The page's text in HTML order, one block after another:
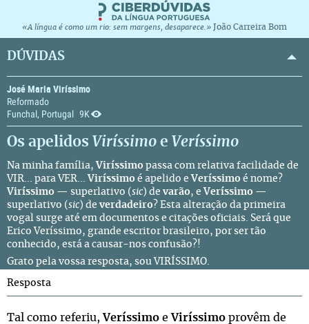
«A língua é como um rio: sem margens, desaparece.» João Carreira Bom
DÚVIDAS
José Maria Viríssimo
Reformado
Funchal, Portugal 9K
Os apelidos Viríssimo e Veríssimo
Na minha família, Viríssimo passa com relativa facilidade de
VIR... para VER... Viríssimo é apelido e Veríssimo é nome?
Viríssimo — superlativo (sic) de varão, e Veríssimo —
superlativo (sic) de verdadeiro? Esta alteração da primeira
vogal surge até em documentos e citações oficiais. Será que
Erico Veríssimo, grande escritor brasileiro, por ser tão
conhecido, está a causar-nos confusão?!
Grato pela vossa resposta, sou VIRÍSSIMO.
Resposta
Tal como referiu, Veríssimo e Viríssimo provêm de